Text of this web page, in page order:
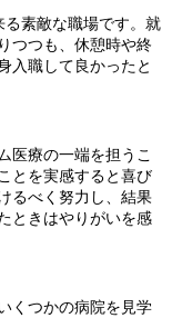
る素敵な職場です。就
つつも、休憩時や終
入職して良かったと
医療の一端を担うこ
とを実感すると喜び
るべく努力し、結果
ときはやりがいを感
くつかの病院を見学